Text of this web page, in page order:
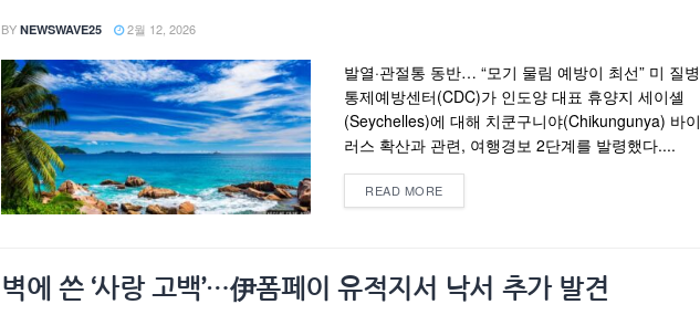
BY NEWSWAVE25 2월 12, 2026
발열·관절통 동반… “모기 물림 예방이 최선” 미 질병
통제예방센터(CDC)가 인도양 대표 휴양지 세이셸
(Seychelles)에 대해 치쿤구니야(Chikungunya) 바이
러스 확산과 관련, 여행경보 2단계를 발령했다....
READ MORE
벽에 쓴 ‘사랑 고백’…伊폼페이 유적지서 낙서 추가 발견